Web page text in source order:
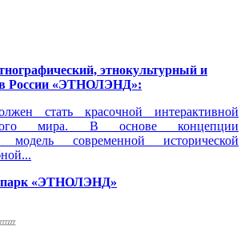
этнокультурный и
в России «ЭТНОЛЭНД»:
стать красочной интерактивной
мира. В основе концепции
современной исторической
парк «ЭТНОЛЭНД»